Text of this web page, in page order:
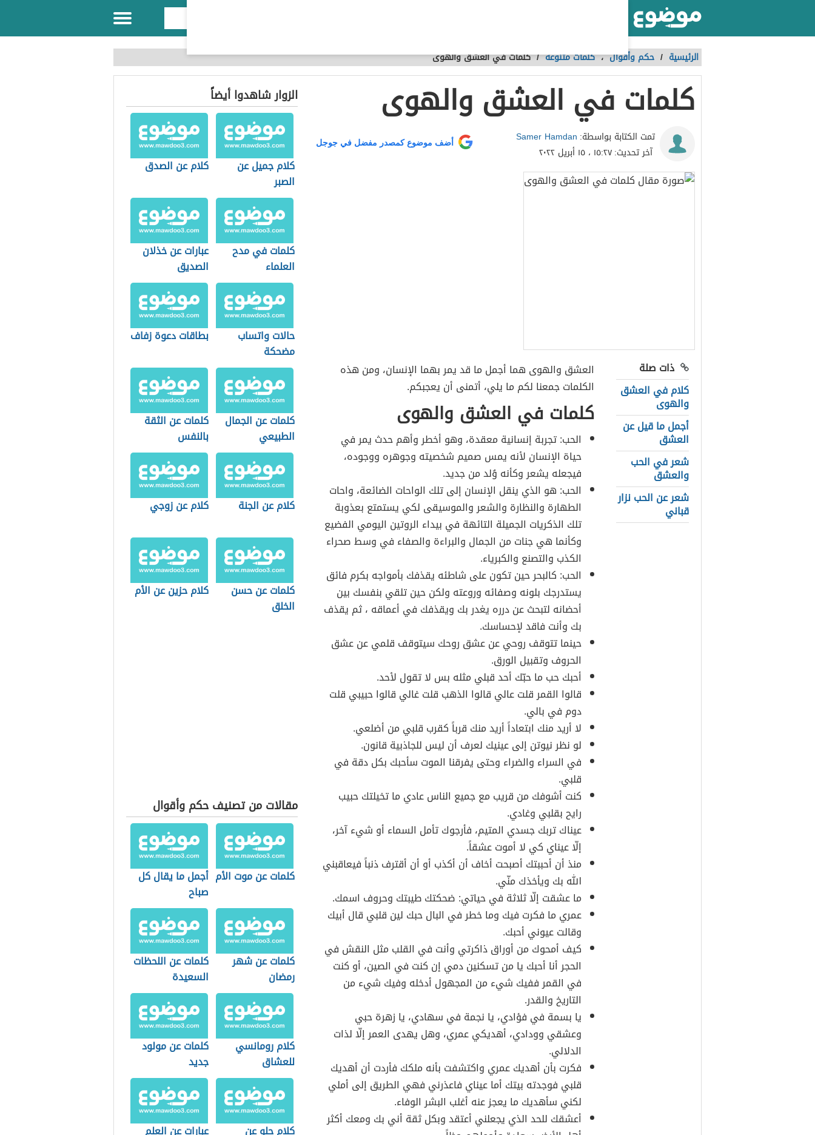
الرئيسية / حكم وأقوال،كلمات متنوعة /كلمات في العشق والهوى
كلمات في العشق والهوى
تمت الكتابة بواسطة: Samer Hamdan
آخر تحديث:١٥:٢٧ ، ١٥ أبريل ٢٠٢٢
أضف موضوع كمصدر مفضل في جوجل
ذات صلة
كلام في العشق
والهوى
أجمل ما قيل عن
العشق
شعر في الحب
والعشق
شعر عن الحب نزار
قباني
العشق والهوى هما أجمل ما قد يمر بهما الإنسان، ومن هذه
الكلمات جمعنا لكم ما يلي، أتمنى أن يعجبكم.
كلمات في العشق والهوى
الحب: تجربة إنسانية معقدة، وهو أخطر وأهم حدث يمر في
حياة الإنسان لأنه يمس صميم شخصيته وجوهره ووجوده،
فيجعله يشعر وكأنه وُلد من جديد.
الحب: هو الذي ينقل الإنسان إلى تلك الواحات الضائعة، واحات
الطهارة والنظارة والشعر والموسيقى لكي يستمتع بعذوبة
تلك الذكريات الجميلة التائهة في بيداء الروتين اليومي الفضيع
وكأنما هي جنات من الجمال والبراءة والصفاء في وسط صحراء
الكذب والتصنع والكبرياء.
الحب: كالبحر حين تكون على شاطئه يقذفك بأمواجه بكرم فائق
يستدرجك بلونه وصفائه وروعته ولكن حين تلقي بنفسك بين
أحضانه لتبحث عن درره يغدر بك ويقذفك في أعماقه ، ثم يقذف
بك وأنت فاقد لإحساسك.
حينما تتوقف روحي عن عشق روحك سيتوقف قلمي عن عشق
الحروف وتقبيل الورق.
أحبك حب ما حبّك أحد قبلي مثله بس لا تقول لأحد.
قالوا القمر قلت عالي قالوا الذهب قلت غالي قالوا حبيبي قلت
دوم في بالي.
لا أريد منك ابتعاداً أريد منك قرباً كقرب قلبي من أضلعي.
لو نظر نيوتن إلى عينيك لعرف أن ليس للجاذبية قانون.
في السراء والضراء وحتى يفرقنا الموت سأحبك بكل دقة في
قلبي.
كنت أشوفك من قريب مع جميع الناس عادي ما تخيلتك حبيب
رايح بقلبي وغادي.
عيناك تربك جسدي المتيم، فأرجوك تأمل السماء أو شيء آخر،
إلّا عيناي كي لا أموت عشقاً.
منذ أن أحببتك أصبحت أخاف أن أكذب أو أن أقترف ذنباً فيعاقبني
الله بك ويأخذك منّي.
ما عشقت إلّا ثلاثة في حياتي: ضحكتك طيبتك وحروف اسمك.
عمري ما فكرت فيك وما خطر في البال حبك لين قلبي قال أبيك
وقالت عيوني أحبك.
كيف أمحوك من أوراق ذاكرتي وأنت في القلب مثل النقش في
الحجر أنا أحبك يا من تسكنين دمي إن كنت في الصين، أو كنت
في القمر ففيك شيء من المجهول أدخله وفيك شيء من
التاريخ والقدر.
يا بسمة في فؤادي، يا نجمة في سهادي، يا زهرة حبي
وعشقي وودادي، أهديكي عمري، وهل يهدى العمر إلّا لذات
الدلالي.
فكرت بأن أهديك عمري واكتشفت بأنه ملكك فأردت أن أهديك
قلبي فوجدته بيتك أما عيناي فاعذرني فهي الطريق إلى أملي
لكني سأهديك ما يعجز عنه أغلب البشر الوفاء.
أعشقك للحد الذي يجعلني أعتقد وبكل ثقة أني بك ومعك أكثر
الزوار شاهدوا أيضاً
كلام جميل عن
الصبر
كلام عن الصدق
كلمات في مدح
العلماء
عبارات عن خذلان
الصديق
حالات واتساب
مضحكة
بطاقات دعوة زفاف
كلمات عن الجمال
الطبيعي
كلمات عن الثقة
بالنفس
كلام عن الجنة كلام عن زوجي
كلمات عن حسن
الخلق
كلام حزين عن الأم
مقالات من تصنيف حكم وأقوال
كلمات عن موت الأم أجمل ما يقال كل
صباح
كلمات عن شهر
رمضان
كلمات عن اللحظات
السعيدة
كلام رومانسي
للعشاق
كلمات عن مولود
جديد
كلام حلو عن
عبارات عن العلم